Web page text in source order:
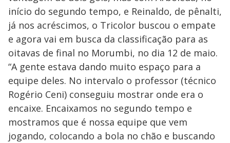
início do segundo tempo, e Reinaldo, de pênalti,
já nos acréscimos, o Tricolor buscou o empate
e agora vai em busca da classificação para as
oitavas de final no Morumbi, no dia 12 de maio.
“A gente estava dando muito espaço para a
equipe deles. No intervalo o professor (técnico
Rogério Ceni) conseguiu mostrar onde era o
encaixe. Encaixamos no segundo tempo e
mostramos que é nossa equipe que vem
jogando, colocando a bola no chão e buscando